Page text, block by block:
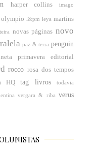
harper collins imago
olympio l&pm leya martins
novas páginas novo
paz & terra penguin
primavera editorial
rocco rosa dos tempos
HQ tag livros todavia
vergara & riba verus